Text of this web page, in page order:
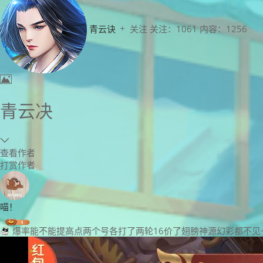
青云诀 关注 关注： 1061 内容： 1256
青云决
查看作者
打赏作者
喵！
爆率能不能提高点两个号各打了两轮16价了翅膀神源幻彩都不